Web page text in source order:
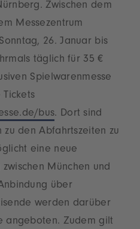
Zwischen dem
Messezentrum
26. Januar bis
täglich für 35 €
Spielwarenmesse
Tickets
bus. Dort sind
den Abfahrtszeiten zu
eine neue
München und
über
werden darüber
angeboten. Zudem gilt